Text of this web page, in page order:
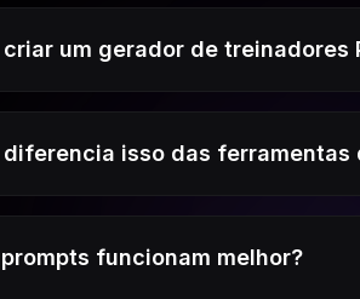
criar um gerador de treinadores
diferencia isso das ferramentas
funcionam melhor?